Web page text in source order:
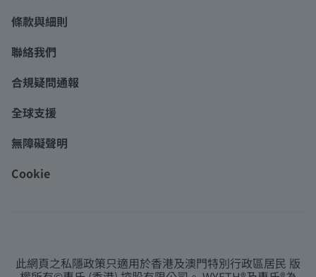
條款與細則
聯絡我們
合規疑問通報
全球支援
無障礙聲明
Cookie
此網頁之私隱政策只適用於香港及澳門特別行政區居民 版